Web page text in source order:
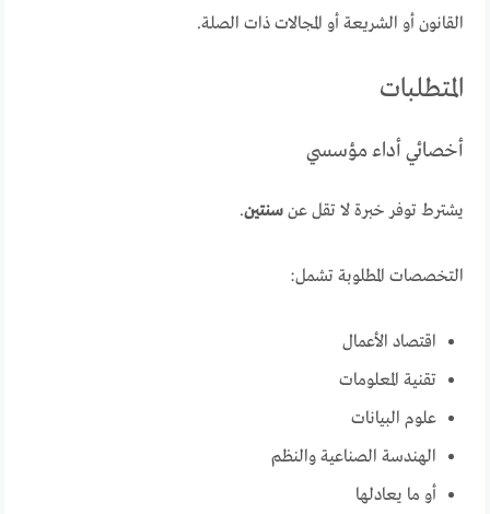
القانون أو الشريعة أو المجالات ذات الصلة.
المتطلبات
أخصائي أداء مؤسسي
يشترط توفر خبرة لا تقل عنسنتين.
التخصصات المطلوبة تشمل:
اقتصاد الأعمال
تقنية المعلومات
علوم البيانات
الهندسة الصناعية والنظم
أو ما يعادلها